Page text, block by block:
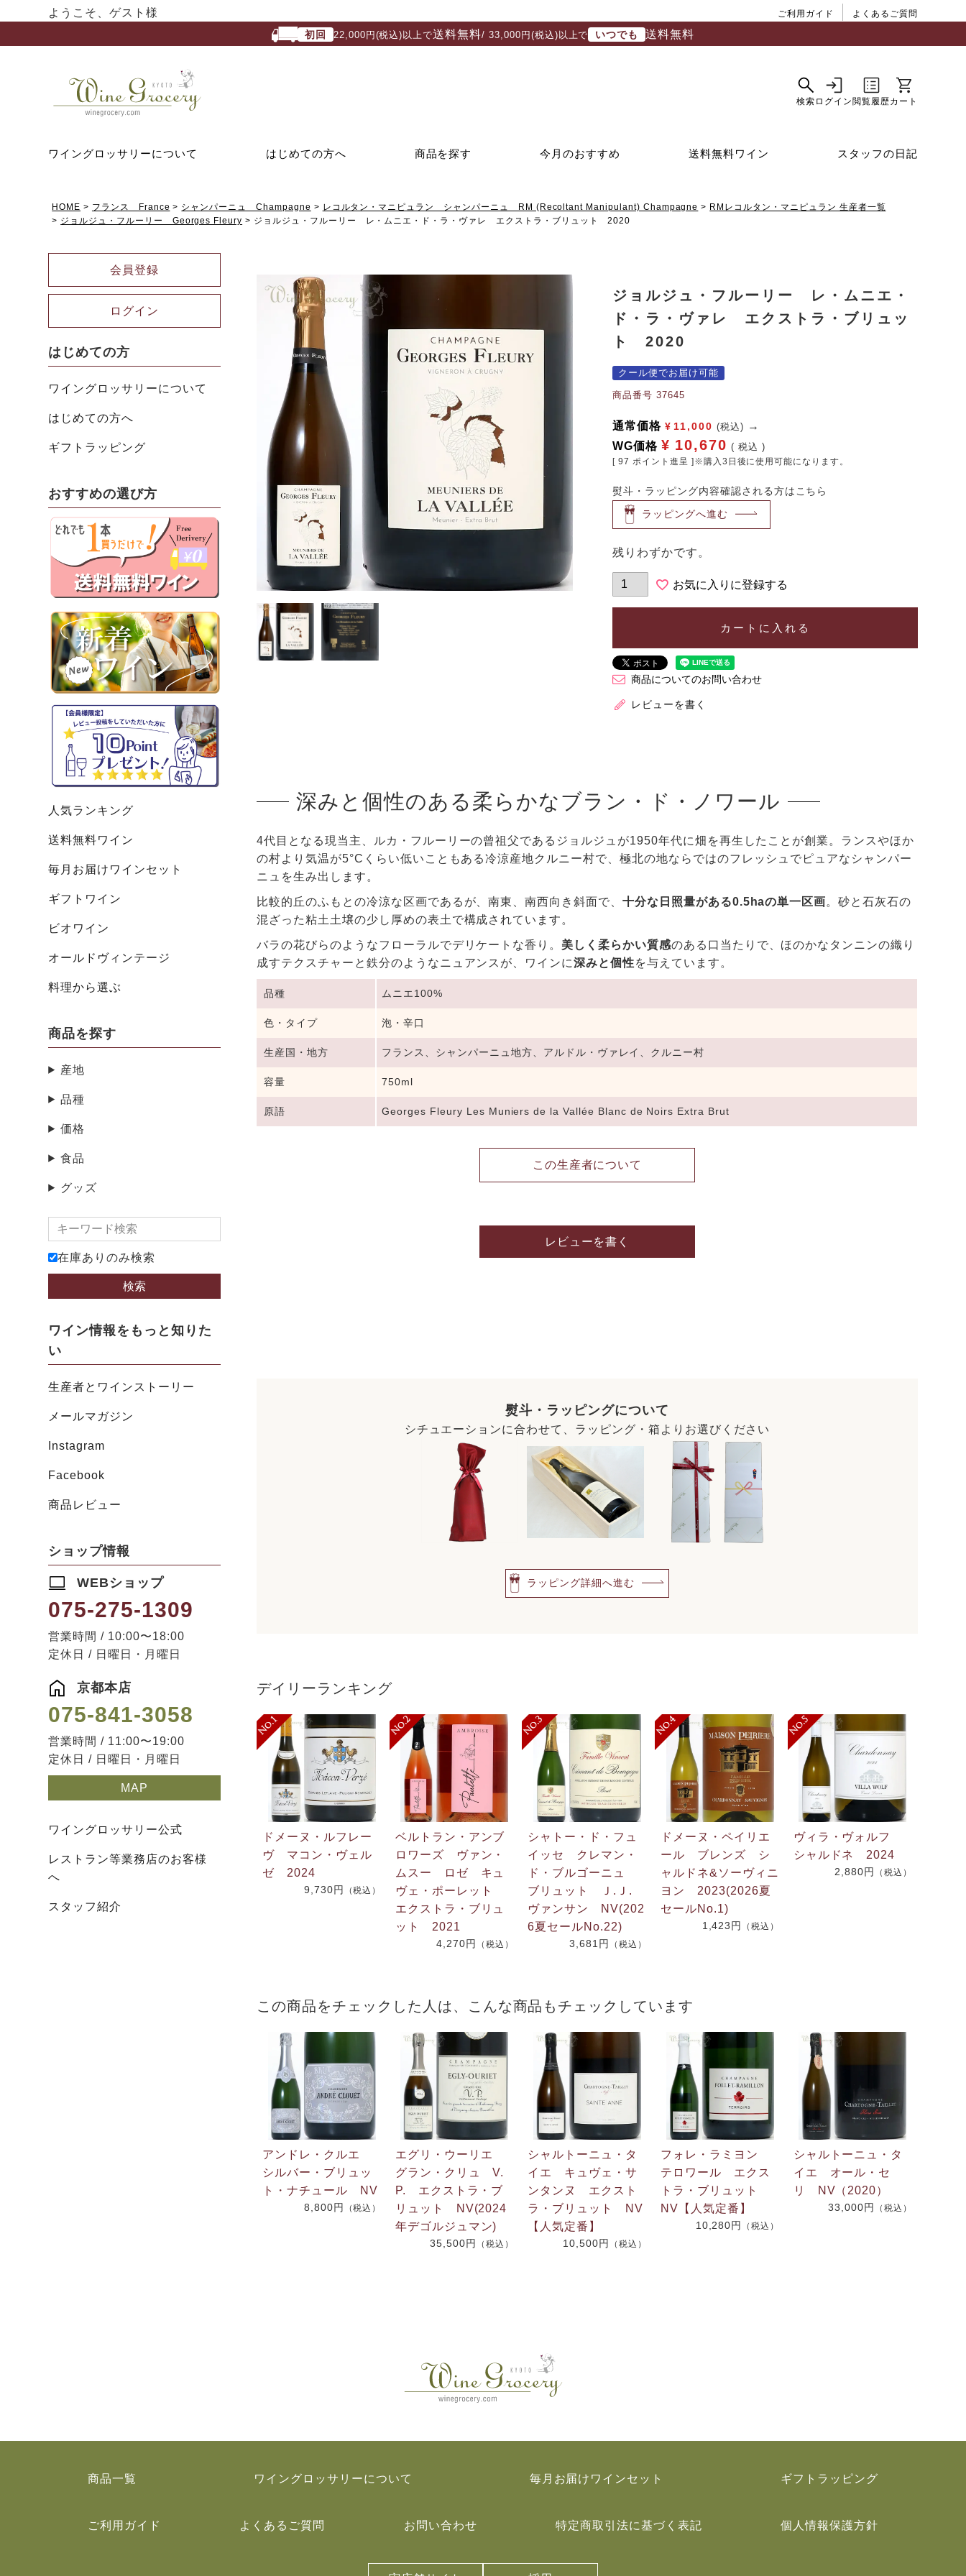
ようこそ、ゲスト様 ご利用ガイド よくあるご質問
初回 22,000円(税込)以上で送料無料/ 33,000円(税込)以上で いつでも 送料無料
ワイングロッサリーについて はじめての方へ 商品を探す 今月のおすすめ 送料無料ワイン スタッフの日記
HOME フランス France シャンパーニュ Champagne レコルタン・マニピュラン シャンパーニュ RM (Recoltant Manipulant) Champagne
RMレコルタン・マニピュラン 生産者一覧
ジョルジュ・フルーリー Georges Fleury
ジョルジュ・フルーリー レ・ムニエ・ド・ラ・ヴァレ エクストラ・ブリュット 2020
会員登録
ログイン
はじめての方
ワイングロッサリーについて
はじめての方へ
ギフトラッピング
おすすめの選び方
人気ランキング
送料無料ワイン
毎月お届けワインセット
ギフトワイン
ビオワイン
オールドヴィンテージ
料理から選ぶ
商品を探す
産地
品種
価格
食品
グッズ
在庫ありのみ検索
検索
ワイン情報をもっと知りた
い
生産者とワインストーリー
メールマガジン
Instagram
Facebook
商品レビュー
ショップ情報
WEBショップ
075-275-1309
営業時間 / 10:00〜18:00
定休日 / 日曜日・月曜日
京都本店
075-841-3058
営業時間 / 11:00〜19:00
定休日 / 日曜日・月曜日
MAP
ワイングロッサリー公式
レストラン等業務店のお客様
へ
スタッフ紹介
ジョルジュ・フルーリー レ・ムニエ・
ド・ラ・ヴァレ エクストラ・ブリュッ
ト 2020
クール便でお届け可能
商品番号 37645
通常価格 ¥ 11,000 (税込)
WG価格 ¥ 10,670 税込
[ 97 ポイント進呈 ]※購入3日後に使用可能になります。
熨斗・ラッピング内容確認される方はこちら
ラッピングへ進む
残りわずかです。
お気に入りに登録する
カートに入れる
商品についてのお問い合わせ
レビューを書く
深みと個性のある柔らかなブラン・ド・ノワール
4代目となる現当主、ルカ・フルーリーの曾祖父であるジョルジュが1950年代に畑を再生したことが創業。ランスやほか
の村より気温が5°Cくらい低いこともある冷涼産地クルニー村で、極北の地ならではのフレッシュでピュアなシャンパー
ニュを生み出します。
比較的丘のふもとの冷涼な区画であるが、南東、南西向き斜面で、十分な日照量がある0.5haの単一区画。砂と石灰石の
混ざった粘土土壌の少し厚めの表土で構成されています。
バラの花びらのようなフローラルでデリケートな香り。 美しく柔らかい質感のある口当たりで、ほのかなタンニンの織り
成すテクスチャーと鉄分のようなニュアンスが、ワインに深みと個性を与えています。
品種 ムニエ100%
色・タイプ 泡・辛口
生産国・地方 フランス、シャンパーニュ地方、アルドル・ヴァレイ、クルニー村
容量 750ml
原語 Georges Fleury Les Muniers de la Vallée Blanc de Noirs Extra Brut
この生産者について
レビューを書く
熨斗・ラッピングについて
シチュエーションに合わせて、ラッピング・箱よりお選びください
ラッピング詳細へ進む
デイリーランキング
ドメーヌ・ルフレー
ヴ マコン・ヴェル
ゼ 2024
9,730円 （税込）
ベルトラン・アンブ
ロワーズ ヴァン・
ムスー ロゼ キュ
ヴェ・ポーレット
エクストラ・ブリュ
ット 2021
4,270円 （税込）
シャトー・ド・フュ
イッセ クレマン・
ド・ブルゴーニュ
ブリュット Ｊ.Ｊ.
ヴァンサン NV(202
6夏セールNo.22)
3,681円 （税込）
ドメーヌ・ペイリエ
ール ブレンズ シ
ャルドネ&ソーヴィニ
ヨン 2023(2026夏
セールNo.1)
1,423円 （税込）
ヴィラ・ヴォルフ
シャルドネ 2024
2,880円 （税込）
この商品をチェックした人は、こんな商品もチェックしています
アンドレ・クルエ
シルバー・ブリュッ
ト・ナチュール NV
8,800円 （税込）
エグリ・ウーリエ
グラン・クリュ V.
P. エクストラ・ブ
リュット NV(2024
年デゴルジュマン)
35,500円 （税込）
シャルトーニュ・タ
イエ キュヴェ・サ
ンタンヌ エクスト
ラ・ブリュット NV
【人気定番】
10,500円 （税込）
フォレ・ラミヨン
テロワール エクス
トラ・ブリュット
NV【人気定番】
10,280円 （税込）
シャルトーニュ・タ
イエ オール・セ
リ NV（2020）
33,000円 （税込）
商品一覧 ワイングロッサリーについて 毎月お届けワインセット ギフトラッピング
ご利用ガイド よくあるご質問 お問い合わせ 特定商取引法に基づく表記 個人情報保護方針